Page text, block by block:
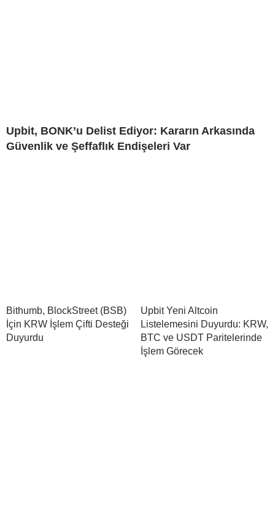
Upbit, BONK’u Delist Ediyor: Kararın Arkasında
Güvenlik ve Şeffaflık Endişeleri Var
Bithumb, BlockStreet (BSB)
İçin KRW İşlem Çifti Desteği
Duyurdu
Upbit Yeni Altcoin
Listelemesini Duyurdu: KRW,
BTC ve USDT Paritelerinde
İşlem Görecek